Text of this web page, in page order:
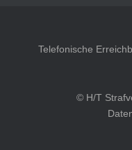
Telefonische
© H/T